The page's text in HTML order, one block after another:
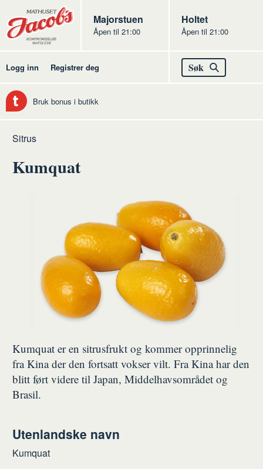
Butikker
Jacobs
Majorstuen
Åpen til 21:00
Jacobs
Holtet
Åpen til 21:00
Logg inn Registrer deg Søk
Bruk bonus i butikk
Hjem
Frukt
grønt
Råvarer
og
grønt
Frukt
Sitrus
Kumquat
Kumquat er en sitrusfrukt og kommer opprinnelig
fra Kina der den fortsatt vokser vilt. Fra Kina har den
blitt ført videre til Japan, Middelhavsområdet og
Brasil.
Utenlandske navn
Kumquat